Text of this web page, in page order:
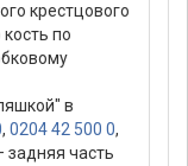
крестцового
по
в
, 0204 42 500 0,
задняя часть